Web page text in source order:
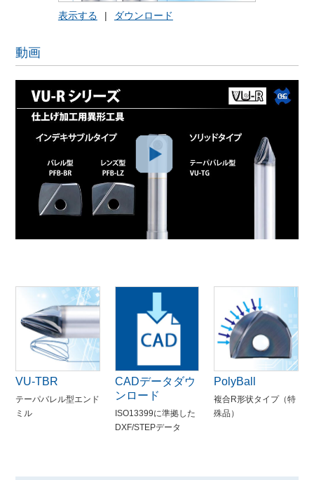
表示する | ダウンロード
動画
VU-TBR
テーパバレル型エンド
ミル
CADデータダウ
ンロード
ISO13399に準拠した
DXF/STEPデータ
PolyBall
複合R形状タイプ（特
殊品）